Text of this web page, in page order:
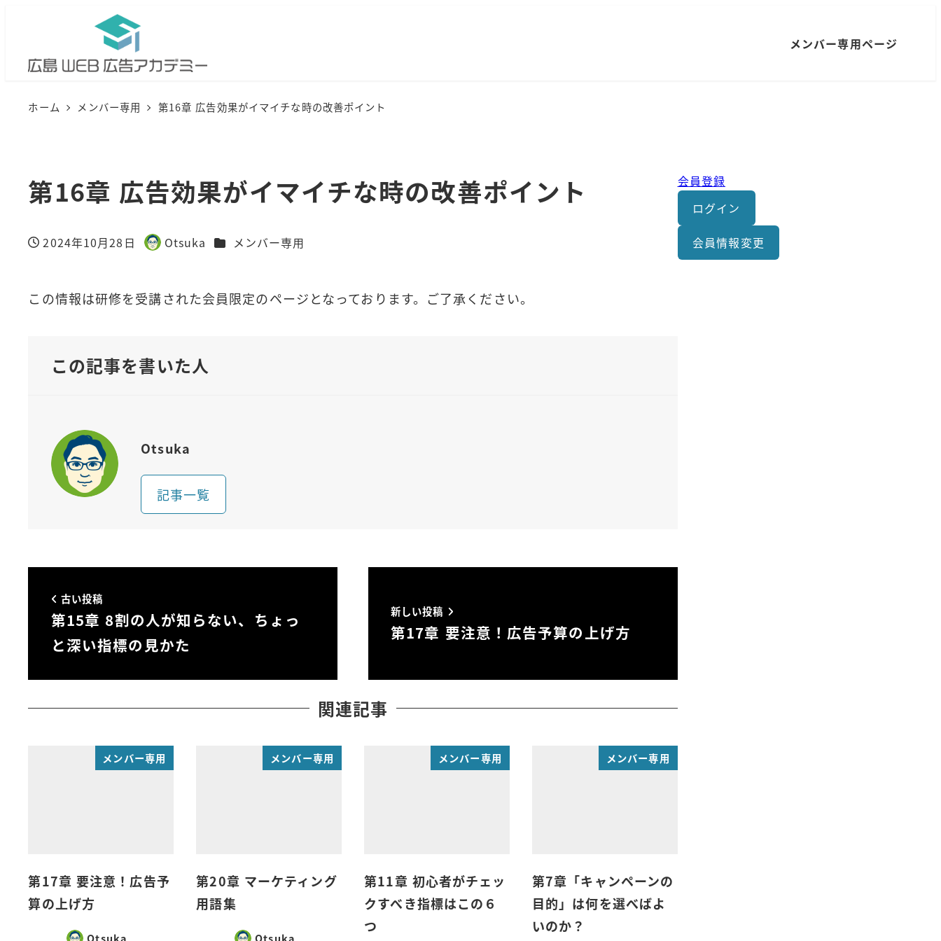
メンバー専用ページ
ホーム メンバー専用 第16章 広告効果がイマイチな時の改善ポイント
第16章 広告効果がイマイチな時の改善ポイント
投稿日
2024年10月28日
著
Otsuka カテゴリー
メンバー専用
この情報は研修を受講された会員限定のページとなっております。ご了承ください。
この記事を書いた人
Otsuka
記事一覧
古い投稿
第15章 8割の人が知らない、ちょっ
と深い指標の見かた
新しい投稿
第17章 要注意！広告予算の上げ方
関連記事
メンバー専用
第17章 要注意！広告予
算の上げ方
メンバー専用
第20章 マーケティング
用語集
メンバー専用
第11章 初心者がチェッ
クすべき指標はこの６
つ
メンバー専用
第7章「キャンペーンの
目的」は何を選べばよ
いのか？
会員登録
ログイン
会員情報変更